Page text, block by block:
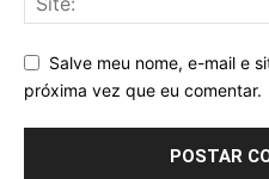
Salve meu nome, e-mail e
próxima vez que eu comentar.